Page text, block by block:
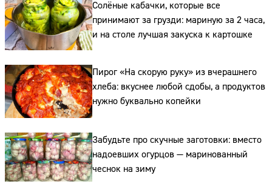
Солёные кабачки, которые все
принимают за грузди: мариную за 2 часа,
и на столе лучшая закуска к картошке
Пирог «На скорую руку» из вчерашнего
хлеба: вкуснее любой сдобы, а продуктов
нужно буквально копейки
Забудьте про скучные заготовки: вместо
надоевших огурцов — маринованный
чеснок на зиму